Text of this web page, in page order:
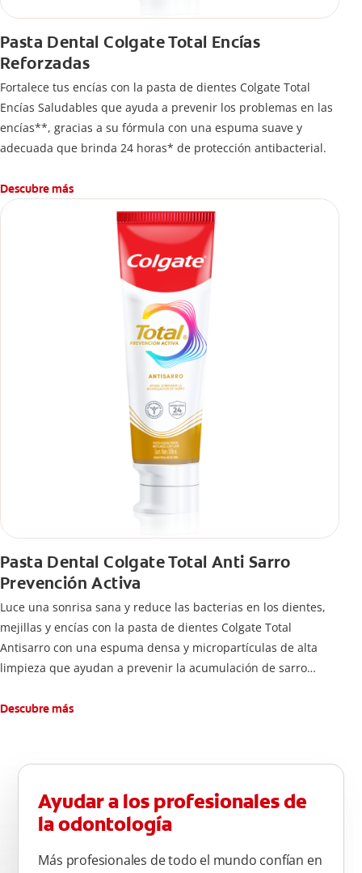
Pasta Dental Colgate Total Encías
Reforzadas
Fortalece tus encías con la pasta de dientes Colgate Total
Encías Saludables que ayuda a prevenir los problemas en las
encías**, gracias a su fórmula con una espuma suave y
adecuada que brinda 24 horas* de protección antibacterial.
Descubre más
Pasta Dental Colgate Total Anti Sarro
Prevención Activa
Luce una sonrisa sana y reduce las bacterias en los dientes,
mejillas y encías con la pasta de dientes Colgate Total
Antisarro con una espuma densa y micropartículas de alta
limpieza que ayudan a prevenir la acumulación de sarro
Descubre más
Ayudar a los profesionales de
la odontología
Más profesionales de todo el mundo confían en